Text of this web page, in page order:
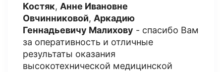
Костяк, Анне Ивановне
Овчинниковой, Аркадию
Геннадьевичу Малихову - спасибо Вам
за оперативность и отличные
результаты оказания
высокотехнической медицинской